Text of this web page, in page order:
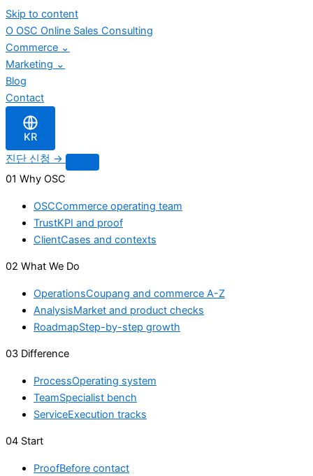
Skip to content
O OSC Online Sales Consulting
Commerce ⌄
Marketing ⌄
Blog
Contact
KR
진단 신청 →
01 Why OSC
OSCCommerce operating team
TrustKPI and proof
ClientCases and contexts
02 What We Do
OperationsCoupang and commerce A-Z
AnalysisMarket and product checks
RoadmapStep-by-step growth
03 Difference
ProcessOperating system
TeamSpecialist bench
ServiceExecution tracks
04 Start
ProofBefore contact